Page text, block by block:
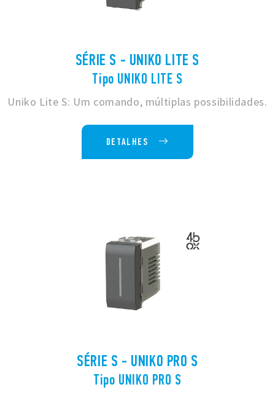
SÉRIE S - UNIKO LITE S
Tipo UNIKO LITE S
Uniko Lite S: Um comando, múltiplas possibilidades.
DETALHES
SÉRIE S - UNIKO PRO S
Tipo UNIKO PRO S